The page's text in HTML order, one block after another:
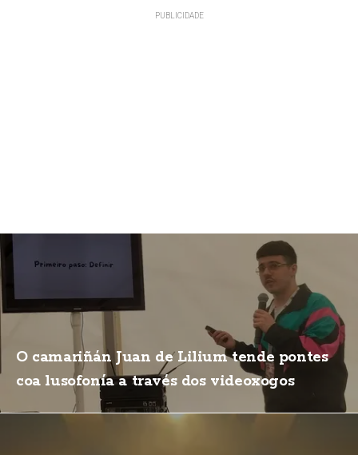
O camariñán Juan de Lilium tende pontes
coa lusofonía a través dos videoxogos